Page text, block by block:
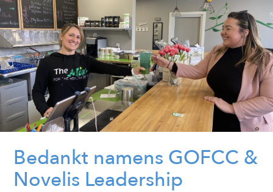
Bedankt namens GOFCC &
Novelis Leadership